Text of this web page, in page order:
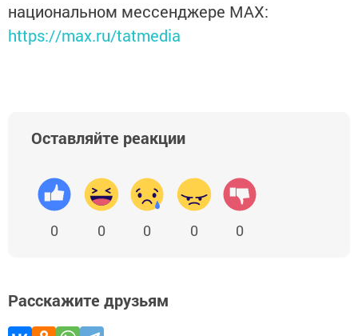
национальном мессенджере MАХ:
https://max.ru/tatmedia
Оставляйте реакции
0 0 0 0 0
Расскажите друзьям